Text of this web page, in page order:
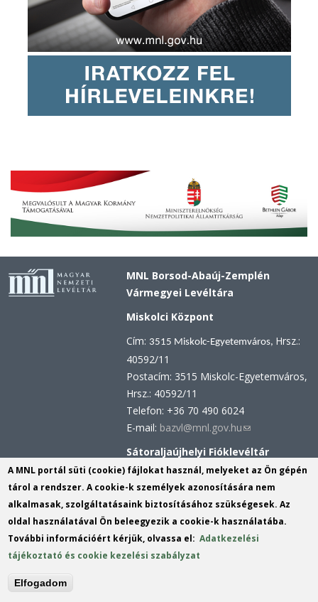
MNL Borsod-Abaúj-Zemplén
Vármegyei Levéltára
Miskolci Központ
Cím: 3515 Miskolc-Egyetemváros, Hrsz.:
40592/11
Postacím: 3515 Miskolc-Egyetemváros,
Hrsz.: 40592/11
Telefon: +36 70 490 6024
E-mail: bazvl@mnl.gov.hu(link
sends
e-
Sátoraljaújhelyi Fióklevéltár
Cím: 3980 Sátoraljaújhely, Kossuth tér
5.
Postacím: 3980 Sátoraljaújhely,
Kossuth tér 5.
Telefon: +36 47 521 087, +36 70 490
6023
A MNL portál süti (cookie) fájlokat használ, melyeket az Ön gépén
tárol a rendszer. A cookie-k személyek azonosítására nem
alkalmasak, szolgáltatásaink biztosításához szükségesek. Az
oldal használatával Ön beleegyezik a cookie-k használatába.
További információért kérjük, olvassa el:Adatkezelési
tájékoztató és cookie kezelési szabályzat
Elfogadom